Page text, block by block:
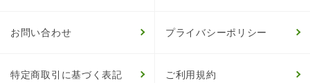
お問い合わせ プライバシーポリシー
特定商取引に基づく表記 ご利用規約